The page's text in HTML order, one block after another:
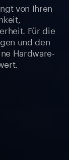
von Ihren
Für die
und den
Hardware-